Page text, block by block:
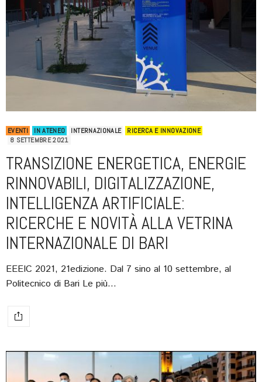
EVENTI IN ATENEO INTERNAZIONALE
RICERCA E INNOVAZIONE
8 SETTEMBRE 2021
TRANSIZIONE ENERGETICA, ENERGIE
RINNOVABILI, DIGITALIZZAZIONE,
INTELLIGENZA ARTIFICIALE:
RICERCHE E NOVITÀ ALLA VETRINA
INTERNAZIONALE DI BARI
EEEIC 2021, 21edizione. Dal 7 sino al 10 settembre, al
Politecnico di Bari Le più…